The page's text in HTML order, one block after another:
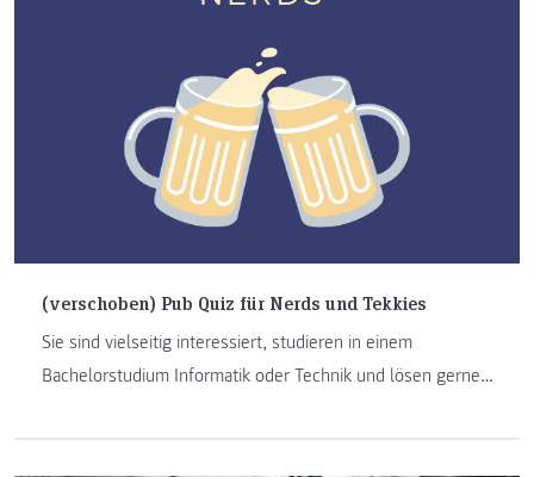
(verschoben) Pub Quiz für Nerds und Tekkies
Sie sind vielseitig interessiert, studieren in einem
Bachelorstudium Informatik oder Technik und lösen gerne